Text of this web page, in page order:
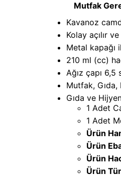
Mutfak
Kavanoz
Kolay açılır
Metal kapağı
210 ml (cc)
Ağız çapı
Mutfak, Gıda,
Gıda ve
1 Adet
1 Adet
Ürün
Ürün
Ürün
Ürün